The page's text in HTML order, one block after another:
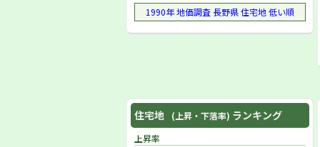
1990年 地価調査 長野県 住宅地 低い順
住宅地 (上昇・下落率) ランキング
上昇率